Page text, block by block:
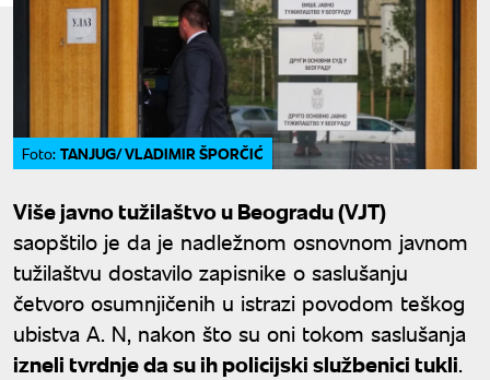
Foto: TANJUG/ VLADIMIR ŠPORČIĆ
Više javno tužilaštvo u Beogradu (VJT)
saopštilo je da je nadležnom osnovnom javnom
tužilaštvu dostavilo zapisnike o saslušanju
četvoro osumnjičenih u istrazi povodom teškog
ubistva A. N, nakon što su oni tokom saslušanja
izneli tvrdnje da su ih policijski službenici tukli.